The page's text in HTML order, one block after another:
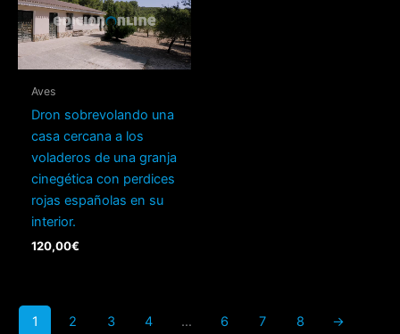
Aves
Dron sobrevolando una
casa cercana a los
voladeros de una granja
cinegética con perdices
rojas españolas en su
interior.
120,00€
1 2 3 4 … 6 7 8 →